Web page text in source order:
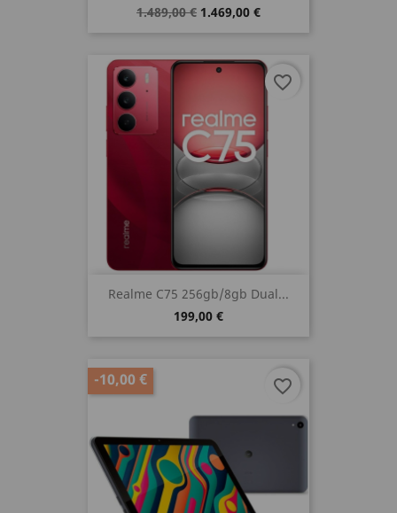
1.489,00 € 1.469,00 €
Realme C75 256gb/8gb Dual...
199,00 €
favorite_border
-10,00 € favorite_border